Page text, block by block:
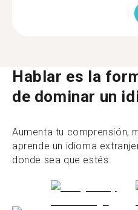
Hablar es la
de dominar un
Aumenta tu comprensión,
aprende un idioma
donde sea que estés.